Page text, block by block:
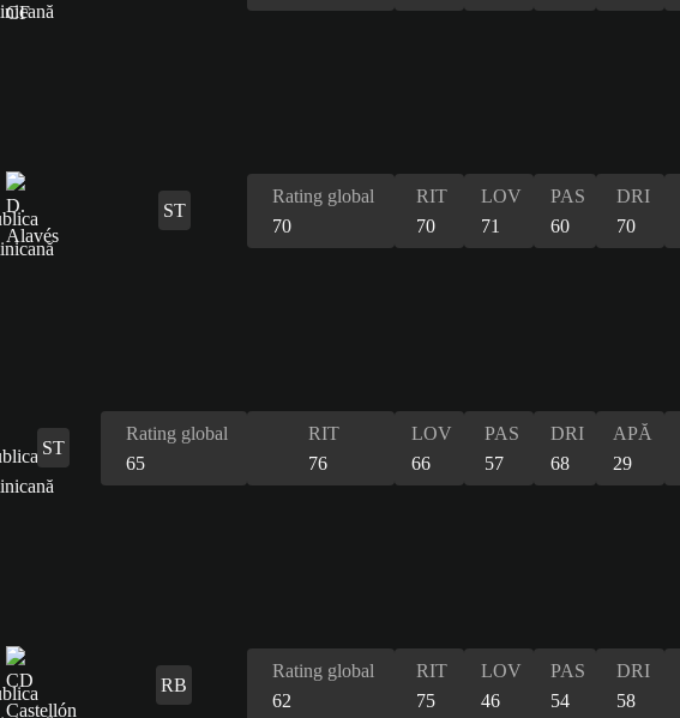
ST
Rating global
70
RIT
70
LOV
71
PAS
60
DRI
70
ST
Rating global
65
RIT
76
LOV
66
PAS
57
DRI
68
APĂ
29
RB
Rating global
62
RIT
75
LOV
46
PAS
54
DRI
58